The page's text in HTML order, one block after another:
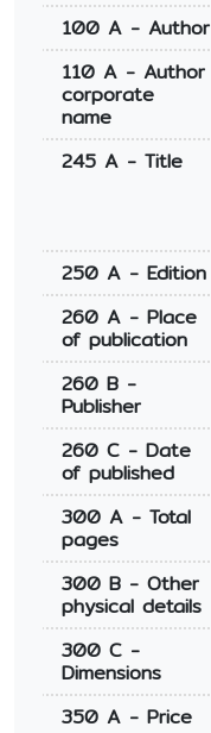
100 A - Author
110 A - Author
corporate
name
245 A - Title
250 A - Edition
260 A - Place
of publication
260 B -
Publisher
260 C - Date
of published
300 A - Total
pages
300 B - Other
physical details
300 C -
Dimensions
350 A - Price